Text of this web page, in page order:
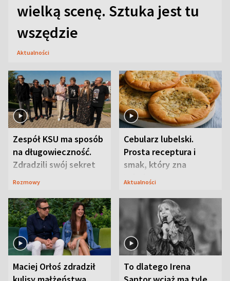
wielką scenę. Sztuka jest tu
wszędzie
Aktualności
Zespół KSU ma sposób
na długowieczność.
Zdradzili swój sekret
Rozmowy
Cebularz lubelski.
Prosta receptura i
smak, który zna
Lubelszczyzna
Aktualności
Maciej Orłoś zdradził
To dlatego Irena